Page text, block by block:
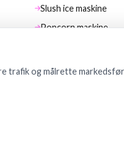
Slush ice maskine
Popcorn maskine
trafik og målrette